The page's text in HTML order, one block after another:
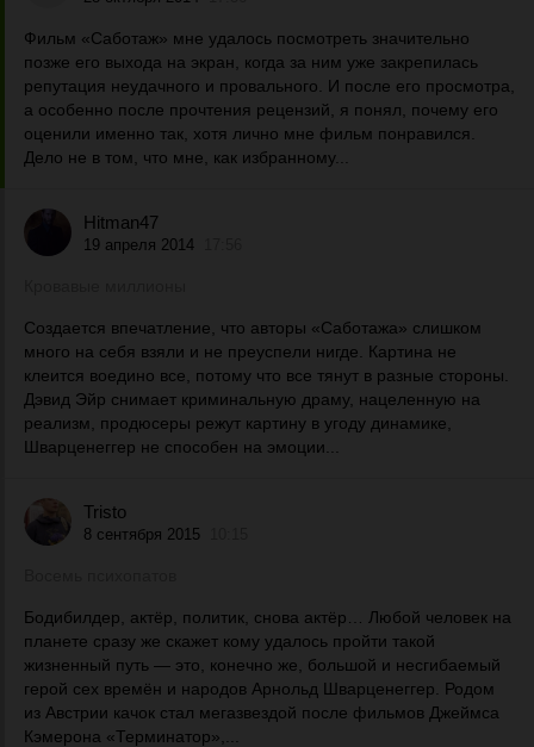
Фильм «Саботаж» мне удалось посмотреть значительно
позже его выхода на экран, когда за ним уже закрепилась
репутация неудачного и провального. И после его просмотра,
а особенно после прочтения рецензий, я понял, почему его
оценили именно так, хотя лично мне фильм понравился.
Дело не в том, что мне, как избранному...
Hitman47
19 апреля 2014
Создается впечатление, что авторы «Саботажа» слишком
много на себя взяли и не преуспели нигде. Картина не
клеится воедино все, потому что все тянут в разные стороны.
Дэвид Эйр снимает криминальную драму, нацеленную на
реализм, продюсеры режут картину в угоду динамике,
Шварценеггер не способен на эмоции...
Tristo
8 сентября 2015
Бодибилдер, актёр, политик, снова актёр… Любой человек на
планете сразу же скажет кому удалось пройти такой
жизненный путь — это, конечно же, большой и несгибаемый
герой сех времён и народов Арнольд Шварценеггер. Родом
из Австрии качок стал мегазвездой после фильмов Джеймса
Кэмерона «Терминатор»,...